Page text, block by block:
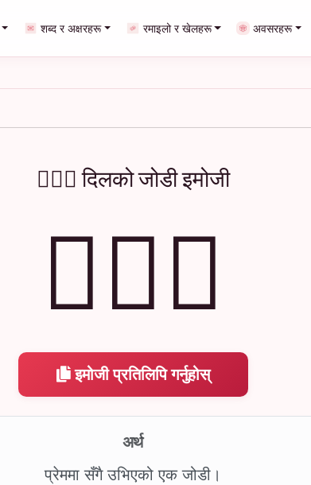
शब्द र अक्षरहरू रमाइलो र खेलहरू अवसरहरू
👩‍❤️‍👨 दिलको जोडी इमोजी
👩‍❤️‍👨
इमोजी प्रतिलिपि गर्नुहोस्
अर्थ
प्रेममा सँगै उभिएको एक जोडी।